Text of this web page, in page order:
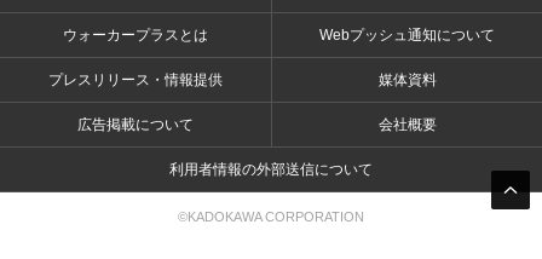
ウォーカープラスとは Webプッシュ通知について
プレスリリース・情報提供 媒体資料
広告掲載について 会社概要
利用者情報の外部送信について
©KADOKAWA CORPORATION